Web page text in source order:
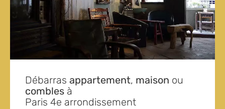
Débarras appartement, maison ou
combles à
Paris 4e arrondissement